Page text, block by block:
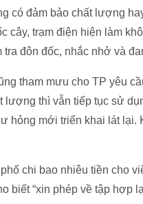
có đảm bảo chất lượng
cây, trạm điện hiện làm
đôn đốc, nhắc nhở và
tham mưu cho TP yêu
thì vẫn tiếp tục sử
hỏng mới triển khai lát
chi bao nhiêu tiền cho
biết “xin phép về tập hợp